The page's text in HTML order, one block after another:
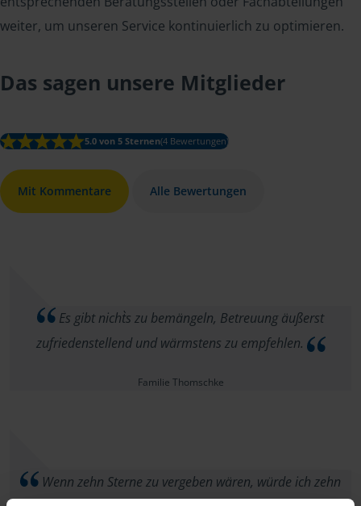
weiter, um unseren Service kontinuierlich zu optimieren.
Das sagen unsere Mitglieder
5.0 von 5 Sternen(4 Bewertungen)
Mit Kommentare Alle Bewertungen
Es gibt nicht`s zu bemängeln, Betreuung äußerst
zufriedenstellend und wärmstens zu empfehlen.
Familie Thomschke
Wenn zehn Sterne zu vergeben wären, würde ich zehn